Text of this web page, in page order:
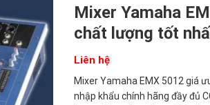
Mixer Yamaha
chất lượng tốt
Liên hệ
Mixer Yamaha EMX 5012 giá
nhập khẩu chính hãng đầy đủ